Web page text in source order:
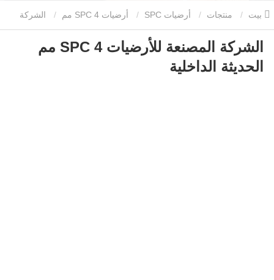
منتجات أرضيات SPC أرضيات SPC 4 مم الشركة
المصنعة للأرضيات SPC 4 مم الحديثة الداخلية
الشركة المصنعة للأرضيات SPC 4 مم
الحديثة الداخلية